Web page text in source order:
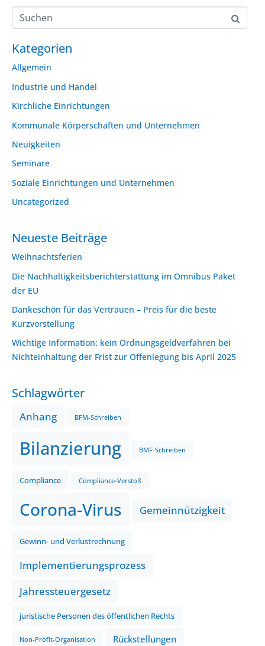
Kategorien
Allgemein
Industrie und Handel
Kirchliche Einrichtungen
Kommunale Körperschaften und Unternehmen
Neuigkeiten
Seminare
Soziale Einrichtungen und Unternehmen
Uncategorized
Neueste Beiträge
Weihnachtsferien
Die Nachhaltigkeitsberichterstattung im Omnibus Paket
der EU
Dankeschön für das Vertrauen – Preis für die beste
Kurzvorstellung
Wichtige Information: kein Ordnungsgeldverfahren bei
Nichteinhaltung der Frist zur Offenlegung bis April 2025
Schlagwörter
Anhang BFM-Schreiben
Bilanzierung BMF-Schreiben
Compliance Compliance-Verstoß
Corona-Virus Gemeinnützigkeit
Gewinn- und Verlustrechnung
Implementierungsprozess
Jahressteuergesetz
juristische Personen des öffentlichen Rechts
Non-Profit-Organisation Rückstellungen